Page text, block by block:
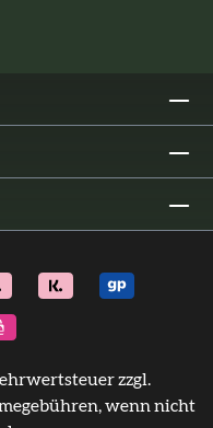
zzgl.
wenn nicht